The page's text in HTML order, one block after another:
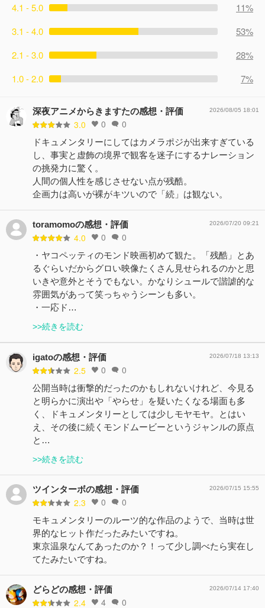
4.1 - 5.0
11%
3.1 - 4.0
53%
2.1 - 3.0
28%
1.0 - 2.0
7%
深夜アニメからきますたの感想・評価
3.0 0 0
2026/08/05 18:01
ドキュメンタリーにしてはカメラポジが出来すぎている
し、事実と虚飾の境界で観客を迷子にするナレーション
の挑発力に驚く。
人間の個人性を感じさせない点が残酷。
企画力は高いが裸がキツいので「続」は観ない。
toramomoの感想・評価
4.0 0 0
2026/07/20 09:21
・ヤコペッティのモンド映画初めて観た。「残酷」とあ
るぐらいだからグロい映像たくさん見せられるのかと思
いきや意外とそうでもない。かなりシュールで諧謔的な
雰囲気があって笑っちゃうシーンも多い。
・一応ド…
>>続きを読む
igatoの感想・評価
2.5 0 0
2026/07/18 13:13
公開当時は衝撃的だったのかもしれないけれど、今見る
と明らかに演出や「やらせ」を疑いたくなる場面も多
く、ドキュメンタリーとしては少しモヤモヤ。とはい
え、その後に続くモンドムービーというジャンルの原点
と…
>>続きを読む
ツインターボの感想・評価
2.3 0 0
2026/07/15 15:55
モキュメンタリーのルーツ的な作品のようで、当時は世
界的なヒット作だったみたいですね。
東京温泉なんてあったのか？！って少し調べたら実在し
てたみたいですね。
どらどの感想・評価
2.4 4 0
2026/07/14 17:40